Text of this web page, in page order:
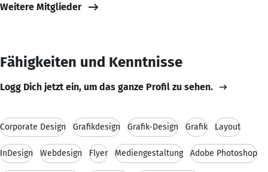
Weitere Mitglieder
Fähigkeiten und Kenntnisse
Logg Dich jetzt ein, um das ganze Profil zu sehen.
Corporate Design Grafikdesign Grafik-Design Grafik Layout
InDesign Webdesign Flyer Mediengestaltung Adobe Photoshop